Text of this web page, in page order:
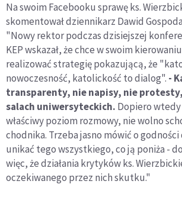
Na swoim Facebooku sprawę ks.
skomentował dziennikarz Dawid
"Nowy rektor podczas dzisiejszej
KEP wskazał, że chce w swoim
realizować strategię pokazującą, że
nowoczesność, katolickość to dialog". -
transparenty, nie napisy, nie
salach uniwersyteckich. Dopiero
właściwy poziom rozmowy, nie wolno
chodnika. Trzeba jasno mówić o godności
unikać tego wszystkiego, co ją poniża -
więc, że działania krytyków ks.
oczekiwanego przez nich skutku."